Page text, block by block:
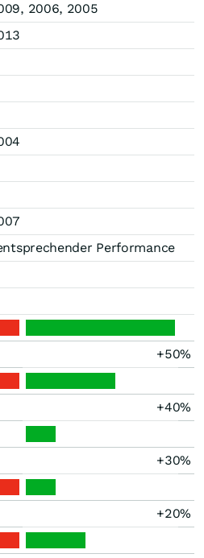
2006, 2005
Performance
+50%
+40%
+30%
+20%